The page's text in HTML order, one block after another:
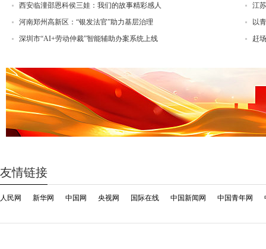
西安临潼邵恩科侯三娃：我们的故事精彩感人
河南郑州高新区：“银发法官”助力基层治理
深圳市“AI+劳动仲裁”智能辅助办案系统上线
江
以
赶
友情链接
人民网 新华网 中国网 央视网 国际在线 中国新闻网 中国青年网